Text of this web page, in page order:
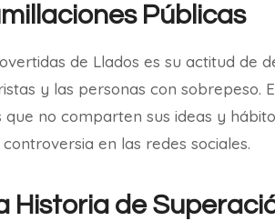
Públicas
de Llados es su actitud de
y las personas con sobrepeso.
no comparten sus ideas y
en las redes sociales.
Historia de